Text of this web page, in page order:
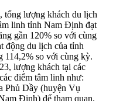
tổng lượng khách du lịch
linh tỉnh Nam Định đạt
gần 120% so với cùng
động du lịch của tỉnh
114,2% so với cùng kỳ.
lượng khách tại các
điểm tâm linh như:
Phủ Dầy (huyện Vụ
Định) để tham quan,